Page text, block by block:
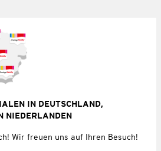
IN DEUTSCHLAND,
NIEDERLANDEN
Wir freuen uns auf Ihren Besuch!